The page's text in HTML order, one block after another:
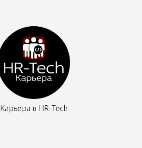
Карьера в HR-Tech